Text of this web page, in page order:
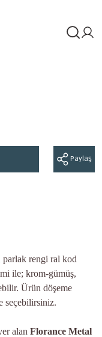
Paylaş
rengi ral kod
ile; krom-gümüş,
Ürün döşeme
seçebilirsiniz.
alan Florance Metal